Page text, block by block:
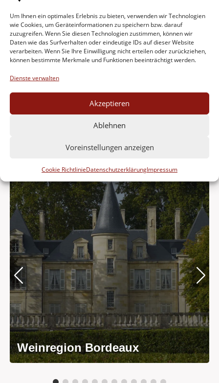
Um Ihnen ein optimales Erlebnis zu bieten, verwenden wir Technologien
wie Cookies, um Geräteinformationen zu speichern bzw. darauf
zuzugreifen. Wenn Sie diesen Technologien zustimmen, können wir
Daten wie das Surfverhalten oder eindeutige IDs auf dieser Website
verarbeiten. Wenn Sie Ihre Einwilligung nicht erteilen oder zurückziehen,
können bestimmte Merkmale und Funktionen beeinträchtigt werden.
Dienste verwalten
Akzeptieren
Ablehnen
Voreinstellungen anzeigen
Cookie RichtlinieDatenschutzerklärungImpressum
Weinregion Ahr
Frankreichs
Weinregionen
Weinregion Bordeaux